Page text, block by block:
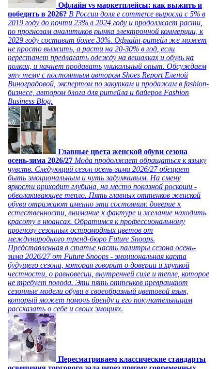
Офлайн vs маркетплейсы: как выжить и
победить в 2026? В России доля e commerce выросла с 5% в
2019 году до почти 23% в 2024 году и продолжает расти,
по прогнозам аналитиков рынка электронной коммерции, к
2029 году составит более 30%. Офлайн-ритейл же может
не просто выжить, а расти на 20-30% в год, если
перестанет предлагать одежду на вешалках и обувь на
полках, и начнет продавать уникальный опыт. Обсуждаем
эту тему с постоянным автором Shoes Report Еленой
Виноградовой, экспертом по закупкам и продажам в fashion-
бизнесе, автором блога для ритейла и байеров Fashion
Business Blog.
Главные цвета женской обуви сезона
осень-зима 2026/27 Мода продолжает обращаться к языку
чувств. Следующий сезон осень-зима 2026/27 обещает
быть эмоциональным и чуть задумчивым. На смену
яркости приходит глубина, на место показной роскоши -
обволакивающее тепло. Пять главных оттенков женской
обуви отражают именно эти состояния: доверие к
естественности, внимание к фактуре и желание находить
красоту в нюансах. Обратимся к профессиональному
прогнозу сезонных остромодных цветов от
международного тренд-бюро Future Snoops.
Представленная в статье часть палитры сезона осень-
зима 2026/27 от Future Snoops - эмоциональная карта
будущего сезона, которая говорит о доверии и хрупкой
честности, о равновесии, внутренней силе и тепле, которое
не требует повода. Эти пять оттенков превращают
сезонные модели обуви в своеобразный цветовой язык,
который может помочь бренду и его покупательницам
рассказать о себе и своих эмоциях.
Пересматриваем классические стандарты